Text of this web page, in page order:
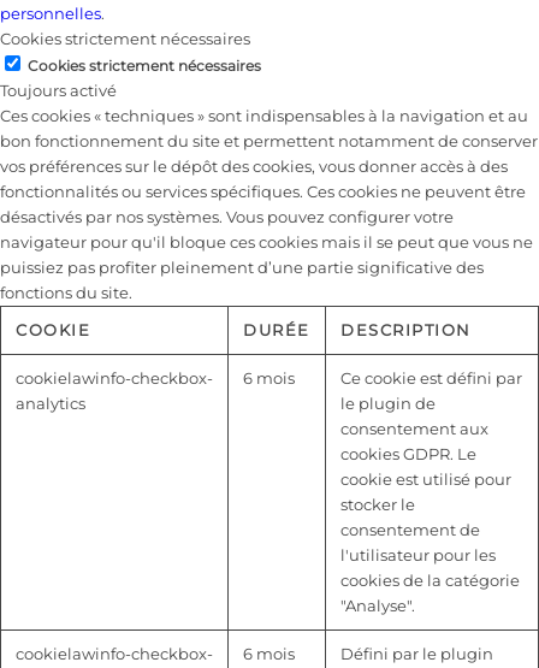
personnelles.
Cookies strictement nécessaires
Cookies strictement nécessaires
Toujours activé
Ces cookies « techniques » sont indispensables à la navigation et au
bon fonctionnement du site et permettent notamment de conserver
vos préférences sur le dépôt des cookies, vous donner accès à des
fonctionnalités ou services spécifiques. Ces cookies ne peuvent être
désactivés par nos systèmes. Vous pouvez configurer votre
navigateur pour qu'il bloque ces cookies mais il se peut que vous ne
puissiez pas profiter pleinement d’une partie significative des
fonctions du site.
COOKIE
DURÉE DESCRIPTION
cookielawinfo-checkbox-
analytics
6 mois
Ce cookie est défini par
le plugin de
consentement aux
cookies GDPR. Le
cookie est utilisé pour
stocker le
consentement de
l'utilisateur pour les
cookies de la catégorie
"Analyse".
cookielawinfo-checkbox-
6 mois
Défini par le plugin